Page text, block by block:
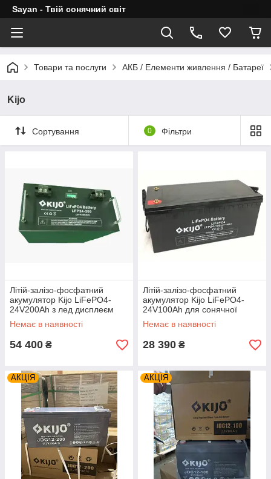
Sayan - Твій сонячний світ
Товари та послуги АКБ / Елементи живлення / Батареї
Kijo
Сортування 0 Фільтри
Літій-залізо-фосфатний
акумулятор Kijo LiFePO4-
24V200Ah з лед дисплеєм
для сонячної електростанції
Немає в наявності
54 400 ₴
Літій-залізо-фосфатний
акумулятор Kijo LiFePO4-
24V100Ah для сонячної
станції
Немає в наявності
28 390 ₴
АКЦІЯ АКЦІЯ